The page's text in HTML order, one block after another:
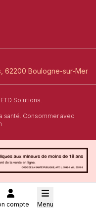
compte Menu
62200 Boulogne-sur-Mer
de création de site
ETD Solutions.
santé. Consommer avec